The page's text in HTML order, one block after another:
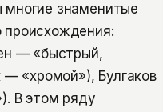
знаменитые
происхождения:
— «быстрый,
— «хромой»), Булгаков
В этом ряду